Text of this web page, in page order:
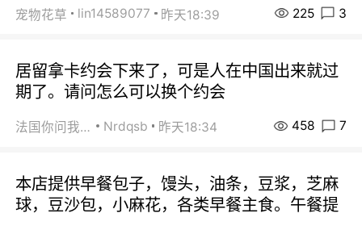
宠物花草 lin14589077 昨天18:39 225 3
居留拿卡约会下来了，可是人在中国出来就过
期了。请问怎么可以换个约会
法国你问我答 Nrdqsb 昨天18:34 458 7
本店提供早餐包子，馒头，油条，豆浆，芝麻
球，豆沙包，小麻花，各类早餐主食。午餐提